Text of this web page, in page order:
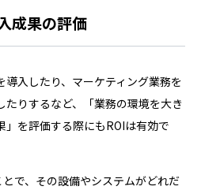
成果の評価
入したり、マーケティング業務を
たりするなど、「業務の環境を大き
」を評価する際にもROIは有効で
で、その設備やシステムがどれだ